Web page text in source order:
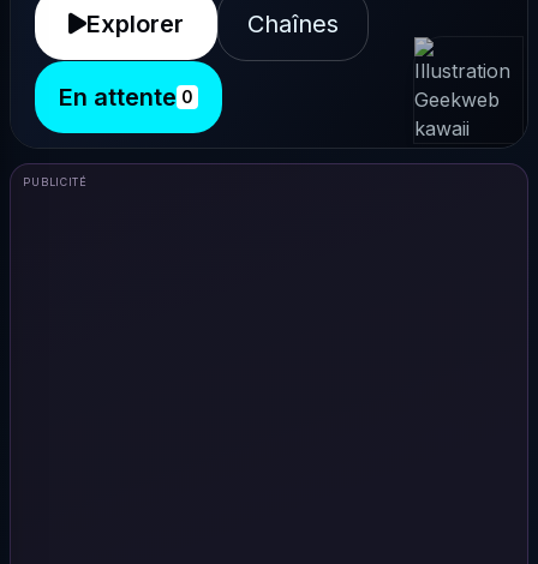
Explorer Chaînes
En attente 0
PUBLICITÉ